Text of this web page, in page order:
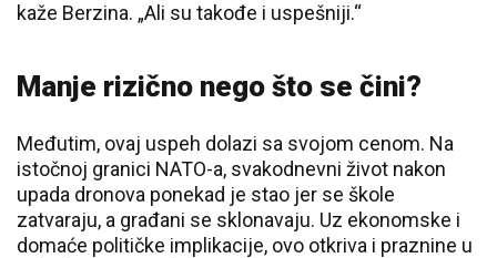
kaže Berzina. „Ali su takođe i uspešniji.“
Manje rizično nego što se čini?
Međutim, ovaj uspeh dolazi sa svojom cenom. Na
istočnoj granici NATO-a, svakodnevni život nakon
upada dronova ponekad je stao jer se škole
zatvaraju, a građani se sklonavaju. Uz ekonomske i
domaće političke implikacije, ovo otkriva i praznine u